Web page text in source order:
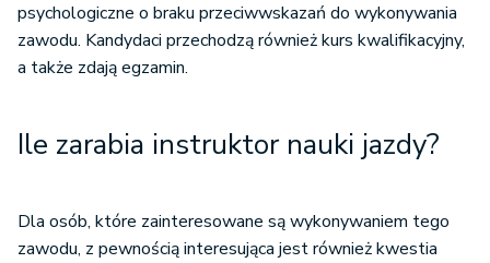
psychologiczne o braku przeciwwskazań do wykonywania
zawodu. Kandydaci przechodzą również kurs kwalifikacyjny,
a także zdają egzamin.
Ile zarabia instruktor nauki jazdy?
Dla osób, które zainteresowane są wykonywaniem tego
zawodu, z pewnością interesująca jest również kwestia